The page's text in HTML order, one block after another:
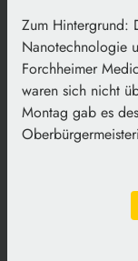
Zum Hintergrund:
Nanotechnologie
Forchheimer
waren sich nicht
Montag gab es